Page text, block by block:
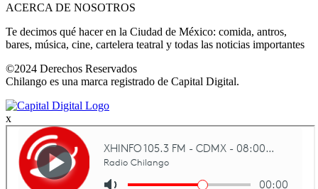
ACERCA DE NOSOTROS
Te decimos qué hacer en la Ciudad de México: comida, antros,
bares, música, cine, cartelera teatral y todas las noticias importantes
©2024 Derechos Reservados
Chilango es una marca registrado de Capital Digital.
x